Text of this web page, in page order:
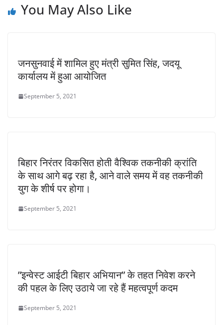
You May Also Like
जनसुनवाई में शामिल हुए मंत्री सुमित सिंह, जदयू
कार्यालय में हुआ आयोजित
September 5, 2021
बिहार निरंतर विकसित होती वैश्विक तकनीकी क्रांति
के साथ आगे बढ़ रहा है, आने वाले समय में वह तकनीकी
युग के शीर्ष पर होगा।
September 5, 2021
”इन्वेस्ट आईटी बिहार अभियान” के तहत निवेश करने
की पहल के लिए उठाये जा रहे हैं महत्वपूर्ण कदम
September 5, 2021